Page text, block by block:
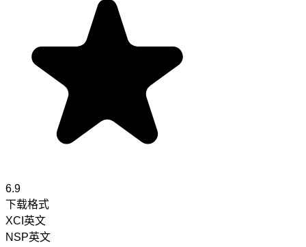
6.9
下载格式
XCI 英文
NSP英文